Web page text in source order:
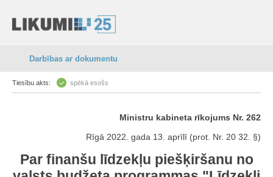
Darbības ar dokumentu
Tiesību akts: spēkā esošs
Ministru kabineta rīkojums Nr. 262
Rīgā 2022. gada 13. aprīlī (prot. Nr. 20 32. §)
Par finanšu līdzekļu piešķiršanu no